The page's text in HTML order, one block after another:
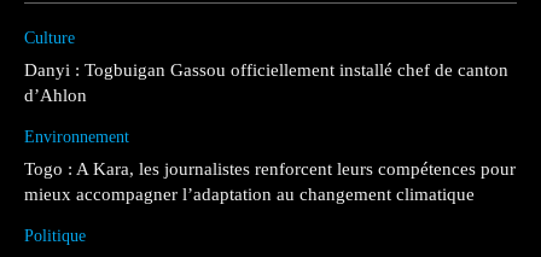
Culture
Danyi : Togbuigan Gassou officiellement installé chef de canton
d’Ahlon
Environnement
Togo : A Kara, les journalistes renforcent leurs compétences pour
mieux accompagner l’adaptation au changement climatique
Politique